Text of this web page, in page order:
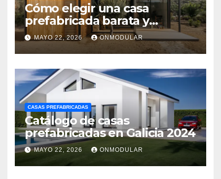
Cómo elegir una casa
prefabricada barata y
moderna
MAYO 22, 2026 ONMODULAR
CASAS PREFABRICADAS
Catálogo de casas
prefabricadas en Galicia 2024
MAYO 22, 2026 ONMODULAR